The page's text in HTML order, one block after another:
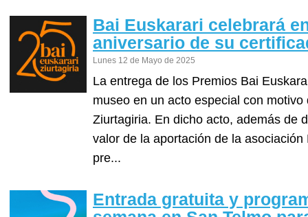
Bai Euskarari celebrará
aniversario de su
Lunes 12 de Mayo de 2025
La entrega de los Premios Bai
museo en un acto especial con
Ziurtagiria. En dicho acto, además de
valor de la aportación de la
pre...
Entrada gratuita y